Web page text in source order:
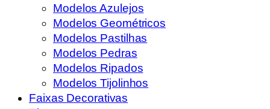
Modelos Azulejos
Modelos Geométricos
Modelos Pastilhas
Modelos Pedras
Modelos Ripados
Modelos Tijolinhos
Faixas Decorativas